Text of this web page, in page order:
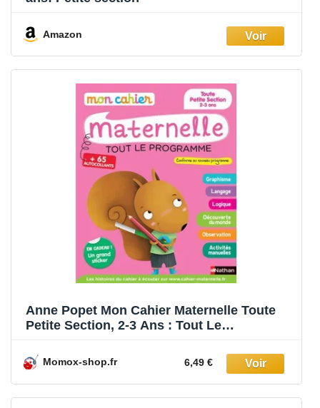
Amazon
Anne Popet Mon Cahier Maternelle Toute
Petite Section, 2-3 Ans : Tout Le
Momox-shop.fr 6,49 €